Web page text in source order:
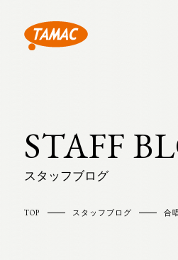
STAFF
スタッフブログ
TOP スタッフブログ 合